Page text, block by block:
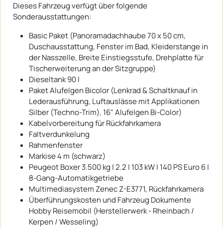
Dieses Fahrzeug verfügt über folgende
Sonderausstattungen:
Basic Paket (Panoramadachhaube 70 x 50 cm,
Duschausstattung, Fenster im Bad, Kleiderstange in
der Nasszelle, Breite Einstiegsstufe, Drehplatte für
Tischerweiterung an der Sitzgruppe)
Dieseltank 90 l
Paket Alufelgen Bicolor (Lenkrad & Schaltknauf in
Lederausführung, Luftauslässe mit Applikationen
Silber (Techno-Trim), 16" Alufelgen Bi-Color)
Kabelvorbereitung für Rückfahrkamera
Faltverdunkelung
Rahmenfenster
Markise 4 m (schwarz)
Peugeot Boxer 3.500 kg | 2.2 | 103 kW | 140 PS Euro 6 |
8-Gang-Automatikgetriebe
Multimediasystem Zenec Z-E3771, Rückfahrkamera
Überführungskosten und Fahrzeug Dokumente
Hobby Reisemobil (Herstellerwerk - Rheinbach /
Kerpen / Wesseling)